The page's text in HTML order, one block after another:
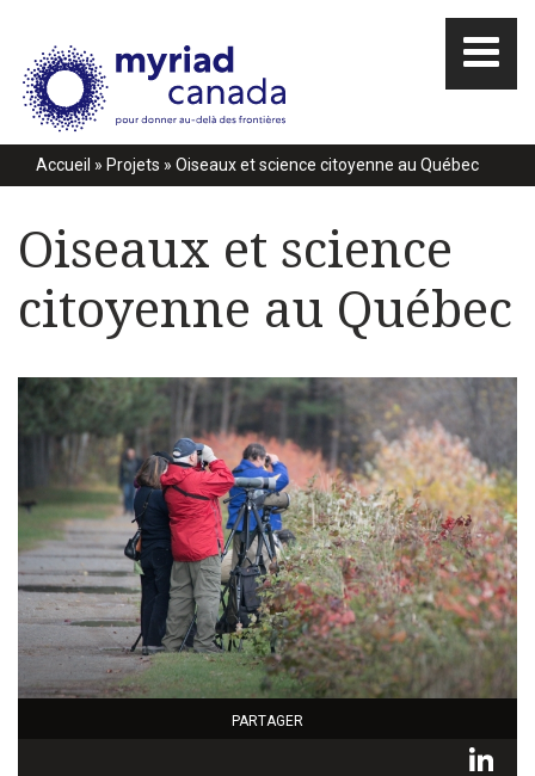
Accueil » Projets » Oiseaux et science citoyenne au Québec
Oiseaux et science
citoyenne au Québec
PARTAGER